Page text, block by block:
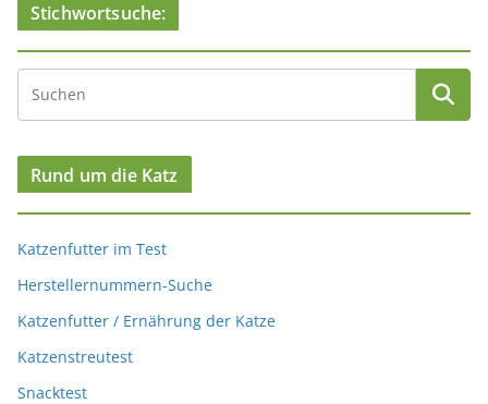
Stichwortsuche:
Rund um die Katz
Katzenfutter im Test
Herstellernummern-Suche
Katzenfutter / Ernährung der Katze
Katzenstreutest
Snacktest